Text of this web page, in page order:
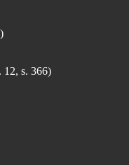
12, s. 366)